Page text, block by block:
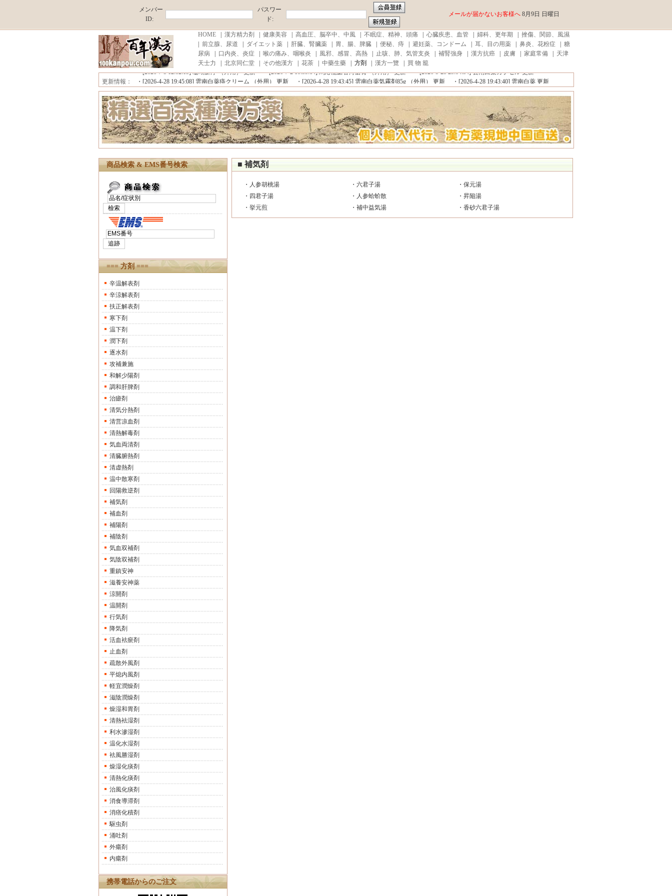
メンバー
ID:
パスワー
ド:
メールが届かないお客様へ 8月9日 日曜日
HOME| 漢方精力剤 健康美容 高血圧、脳卒中、中風| 不眠症、精神、頭痛 心臓疾患、血管| 婦科、更年期
挫傷、関節、風濕
前立腺、尿道 ダイエット薬| 肝臓、腎臟薬| 胃、腸、脾臓| 便秘、痔| 避妊薬、コンドーム 耳、目の用薬| 鼻炎、花粉症
糖
尿病
口内炎、炎症 喉の痛み、咽喉炎 風邪、感冒、高熱| 止咳、肺、気管支炎 補腎強身| 漢方抗癌| 皮膚| 家庭常備|
天津
天士力
北京同仁堂| その他漢方| 花茶| 中藥生藥| 方剤 漢方一覽 買 物 籠
更新情報：
■中国原産地直売,薄利多売！ ■消費税、代行手数料が無料!■注文商品到着100%保証！■極力即日発送!
・[2026-7-20 15:52:17]
雪域藏宝 更新・[2026-7-6 20:47:31] プロコミル スプレー (外用) 更新・[2026-7-5 12:04:17]
・[2026-7-5 12:02:15]珊瑚癬浄 （外用） 更新・[2026-7-2 10:35:14]馬応龍麝香痔瘡膏 （外用） 更新・[2026-5-23 23:04:34]雲南白薬カプセル 更新
・[2026-4-28 19:45:08] 雲南白薬痔クリーム （外用） 更新 ・[2026-4-28 19:43:45] 雲南白薬気霧剤85g （外用） 更新 ・[2026-4-28 19:43:40] 雲南白薬 更新
■中国原産地直売,薄利多売！ ■消費税、代行手数料が無料!■注文商品到着100%保証！■極力即日発送!
商品検索 & EMS番号検索
=== 方剤 ===
辛温解表剤
辛涼解表剤
扶正解表剤
寒下剤
温下剤
潤下剤
逐水剤
攻補兼施
和解少陽剤
調和肝脾剤
治瘧剤
清気分熱剤
清営凉血剤
清熱解毒剤
気血両清剤
清臓腑熱剤
清虚熱剤
温中散寒剤
回陽救逆剤
補気剤
補血剤
補陽剤
補陰剤
気血双補剤
気陰双補剤
重鎮安神
滋養安神薬
涼開剤
温開剤
行気剤
降気剤
活血袪瘀剤
止血剤
疏散外風剤
平熄内風剤
軽宜潤燥剤
滋陰潤燥剤
燥湿和胃剤
清熱袪湿剤
利水滲湿剤
温化水湿剤
袪風勝湿剤
燥湿化痰剤
清熱化痰剤
治風化痰剤
消食導滞剤
消痞化積剤
駆虫剤
涌吐剤
外瘍剤
内瘍剤
携帯電話からのご注文
■ 補気剤
・ 人参胡桃湯 ・ 六君子湯 ・ 保元湯
・ 四君子湯 ・ 人参蛤蚧散 ・ 昇陥湯
・ 挙元煎 ・ 補中益気湯 ・ 香砂六君子湯